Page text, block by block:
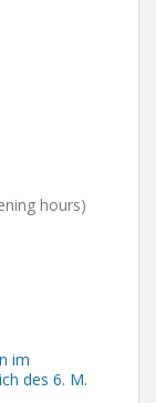
hours)
im
des 6. M.